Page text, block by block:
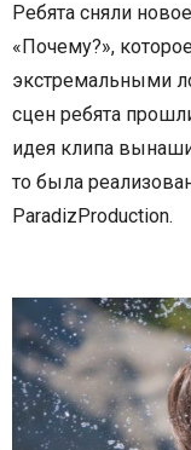
Ребята сняли
«Почему?»,
экстремальными
сцен ребята
идея клипа
то была
ParadizProduction.